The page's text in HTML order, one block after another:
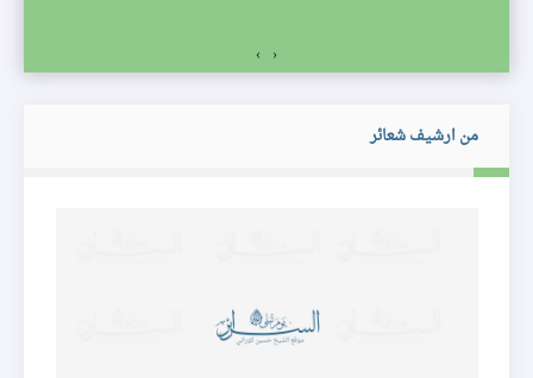
‹
›
من ارشيف شعائر